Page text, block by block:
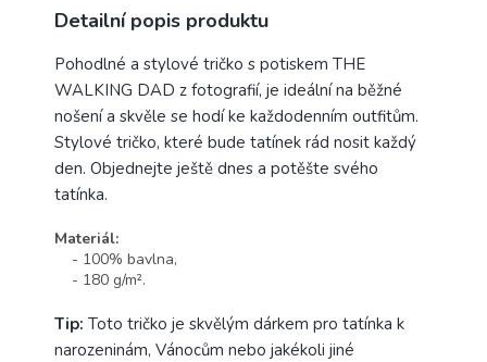
Detailní popis produktu
Pohodlné a stylové tričko s potiskem THE
WALKING DAD z fotografií, je ideální na běžné
nošení a skvěle se hodí ke každodenním outfitům.
Stylové tričko, které bude tatínek rád nosit každý
den. Objednejte ještě dnes a potěšte svého
tatínka.
Materiál:
- 100% bavlna,
- 180 g/m².
Tip: Toto tričko je skvělým dárkem pro tatínka k
narozeninám, Vánocům nebo jakékoli jiné